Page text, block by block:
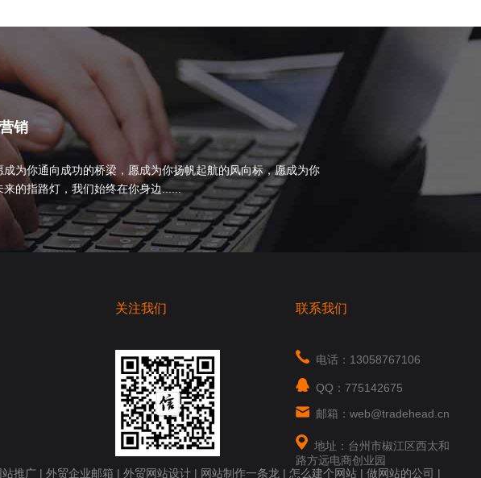
销
成为你通向成功的桥梁，愿成为你扬帆起航的风向标，愿成为你
来的指路灯，我们始终在你身边......
关注我们 联系我们
电话：13058767106
QQ：775142675
邮箱：web@tradehead.cn
地址：台州市椒江区西太和
路方远电商创业园
推广| 外贸企业邮箱 | 外贸网站设计| 网站制作一条龙 | 怎么建个网站| 做网站的公司 |